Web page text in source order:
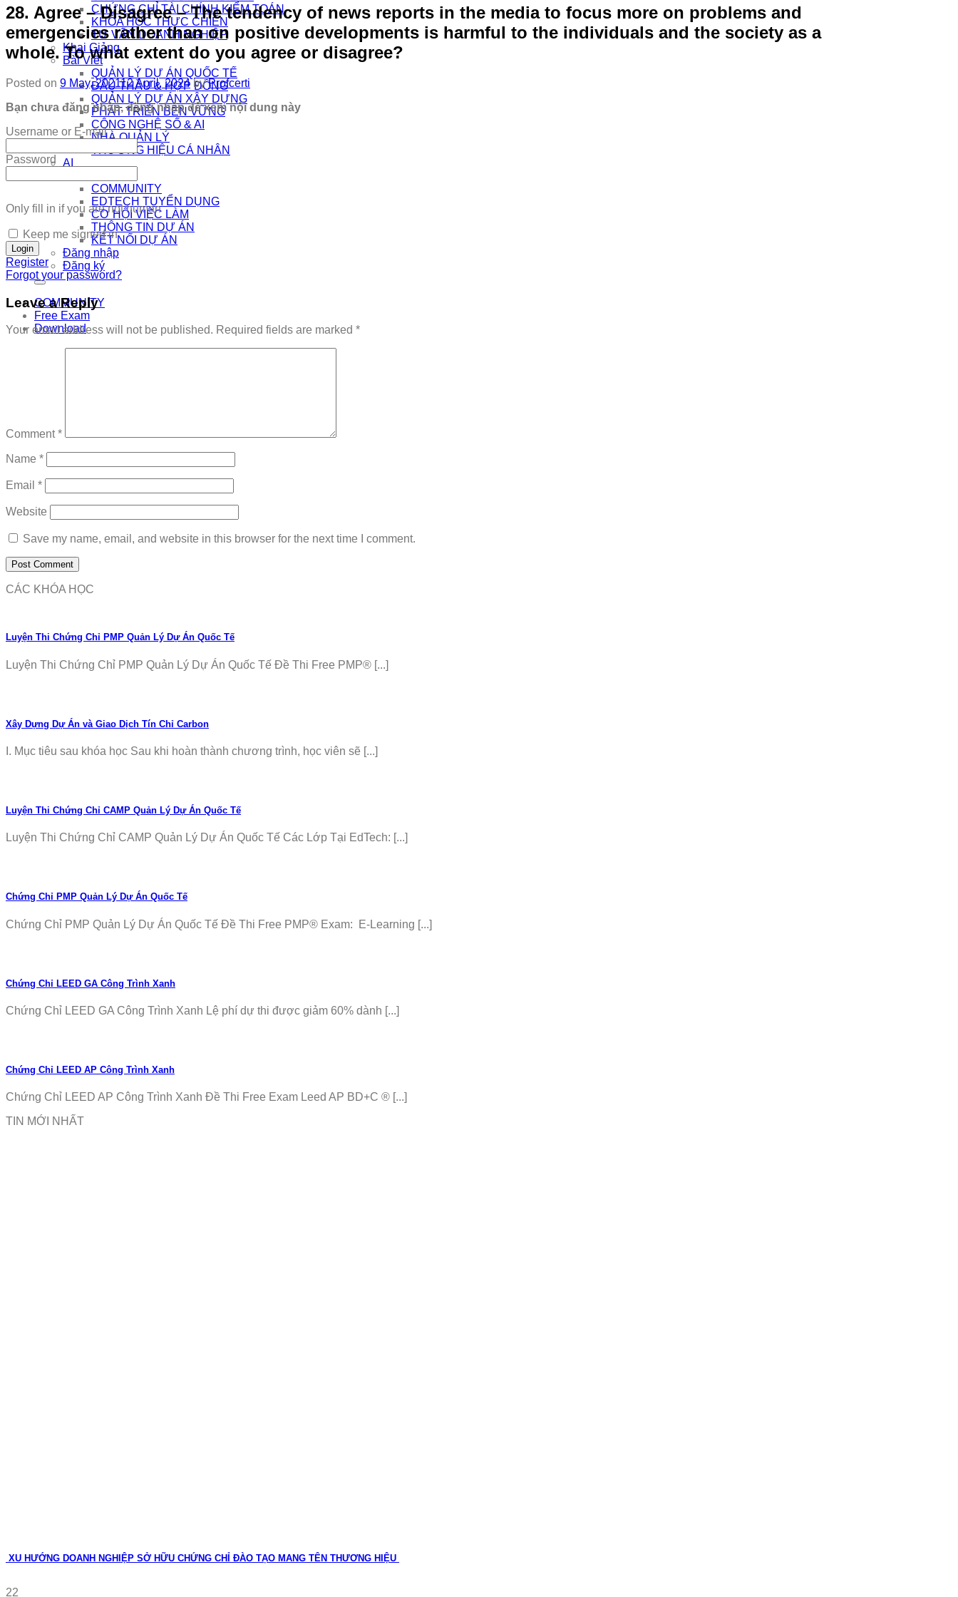
CHỨNG CHỈ TÀI CHÍNH KIỂM TOÁN
KHÓA HỌC THỰC CHIẾN
TƯ VẤN DOANH NGHIỆP
Khai Giảng
Bài Viết
QUẢN LÝ DỰ ÁN QUỐC TẾ
ĐẤU THẦU & HỢP ĐỒNG
QUẢN LÝ DỰ ÁN XÂY DỰNG
PHÁT TRIỂN BỀN VỮNG
CÔNG NGHỆ SỐ & AI
NHÀ QUẢN LÝ
THƯƠNG HIỆU CÁ NHÂN
AI
COMMUNITY
EDTECH TUYỂN DỤNG
CƠ HỘI VIỆC LÀM
THÔNG TIN DỰ ÁN
KẾT NỐI DỰ ÁN
Đăng nhập
Đăng ký
COMMUNITY
Free Exam
Download
28. Agree – Disagree – The tendency of news reports in the media to focus more on problems and
emergencies rather than on positive developments is harmful to the individuals and the society as a
whole. To what extent do you agree or disagree?
Posted on 9 May, 202112 April, 2024 byProfcerti
Bạn chưa đăng nhập, đăng nhập để xem nội dung này
Username or E-mail
Password
Only fill in if you are not human
Keep me signed in
Register
Forgot your password?
Leave a Reply
Your email address will not be published. Required fields are marked *
Comment*
Name *
Email *
Website
Save my name, email, and website in this browser for the next time I comment.
CÁC KHÓA HỌC
Luyện Thi Chứng Chỉ PMP Quản Lý Dự Án Quốc Tế
Luyện Thi Chứng Chỉ PMP Quản Lý Dự Án Quốc Tế Đề Thi Free PMP® [...]
Xây Dựng Dự Án và Giao Dịch Tín Chỉ Carbon
I. Mục tiêu sau khóa học Sau khi hoàn thành chương trình, học viên sẽ [...]
Luyện Thi Chứng Chỉ CAMP Quản Lý Dự Án Quốc Tế
Luyện Thi Chứng Chỉ CAMP Quản Lý Dự Án Quốc Tế Các Lớp Tại EdTech: [...]
Chứng Chỉ PMP Quản Lý Dự Án Quốc Tế
Chứng Chỉ PMP Quản Lý Dự Án Quốc Tế Đề Thi Free PMP® Exam: E-Learning [...]
Chứng Chỉ LEED GA Công Trình Xanh
Chứng Chỉ LEED GA Công Trình Xanh Lệ phí dự thi được giảm 60% dành [...]
Chứng Chỉ LEED AP Công Trình Xanh
Chứng Chỉ LEED AP Công Trình Xanh Đề Thi Free Exam Leed AP BD+C ® [...]
TIN MỚI NHẤT
XU HƯỚNG DOANH NGHIỆP SỞ HỮU CHỨNG CHỈ ĐÀO TẠO MANG TÊN THƯƠNG HIỆU
22